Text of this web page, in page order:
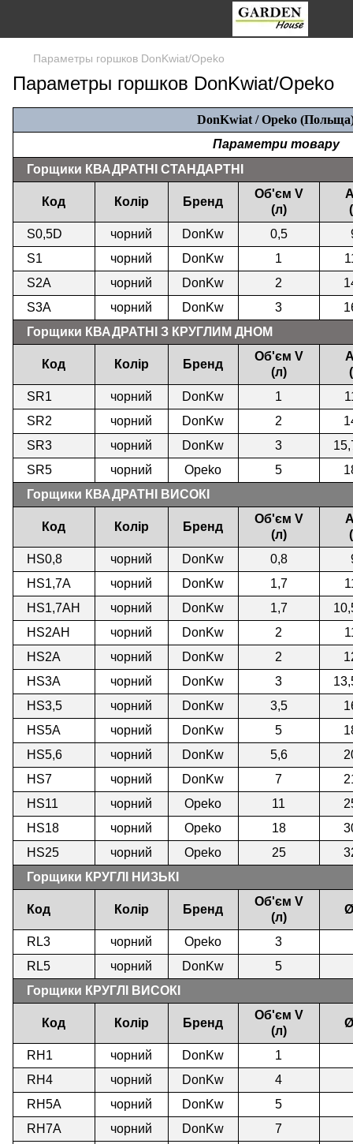
Параметры горшков DonKwiat/Opeko
Параметры горшков DonKwiat/Opeko
DonKwiat / Opeko
Параметри товару
Горщики КВАДРАТНІ СТАНДАРТНІ
Код Колір Бренд
Об'єм V
(л)
S0,5D
чорний DonKw 0,5
S1
чорний DonKw 1
S2А
чорний DonKw 2
S3А
чорний DonKw 3
Горщики КВАДРАТНІ З КРУГЛИМ ДНОМ
Код Колір Бренд
Об'єм V
(л)
SR1
чорний DonKw 1
SR2
чорний DonKw 2
SR3
чорний DonKw 3
SR5
чорний Opeko 5
Горщики КВАДРАТНІ ВИСОКІ
Код Колір Бренд
Об'єм V
(л)
HS0,8
чорний DonKw 0,8
HS1,7A
чорний DonKw 1,7
HS1,7AH
чорний DonKw 1,7
HS2AH
чорний DonKw 2
HS2A
чорний DonKw 2
HS3А
чорний DonKw 3
HS3,5
чорний DonKw 3,5
HS5А
чорний DonKw 5
HS5,6
чорний DonKw 5,6
HS7
чорний DonKw 7
HS11
чорний Opeko 11
HS18
чорний Opeko 18
HS25
чорний Opeko 25
Горщики КРУГЛІ НИЗЬКІ
Код Колір Бренд
Об'єм V
(л)
RL3 чорний Opeko
3
RL5
чорний DonKw
5
Горщики КРУГЛІ ВИСОКІ
Код Колір Бренд
Об'єм V
(л)
RH1 чорний DonKw
1
RH4
чорний DonKw
4
RH5А
чорний DonKw
5
RH7A
чорний DonKw
7